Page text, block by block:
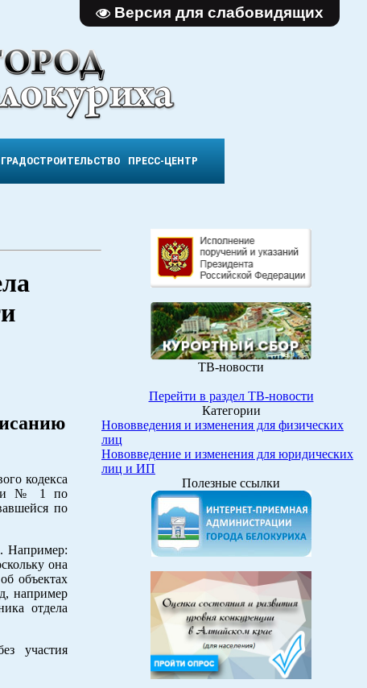
Версия для слабовидящих
ГРАДОСТРОИТЕЛЬСТВО ПРЕСС-ЦЕНТР
кодекса
№ 1 по
по
Например:
она
объектах
например
отдела
участия
ТВ-новости
Перейти в раздел ТВ-новости
Категории
Нововведения и изменения для физических
лиц
Нововведение и изменения для юридических
лиц и ИП
Полезные ссылки